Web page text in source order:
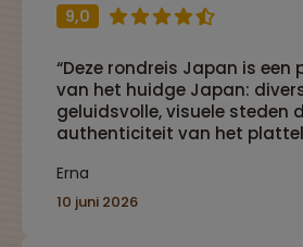
9,0
“Deze rondreis Japan is een
van het huidge Japan:
geluidsvolle, visuele steden
authenticiteit van het
en voor wie dit wenst
zelf in te vullen. Wens je dit
Erna
10 juni 2026